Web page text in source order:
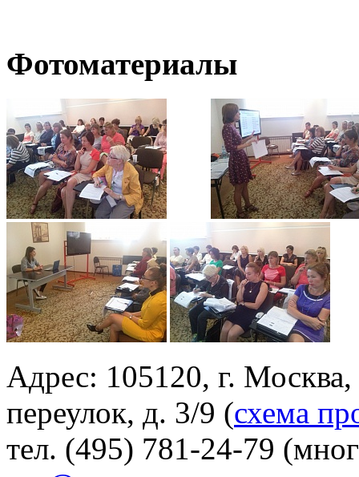
Фотоматериалы
Адрес: 105120, г.
переулок, д. 3/9 (схема
тел. (495) 781-24-79